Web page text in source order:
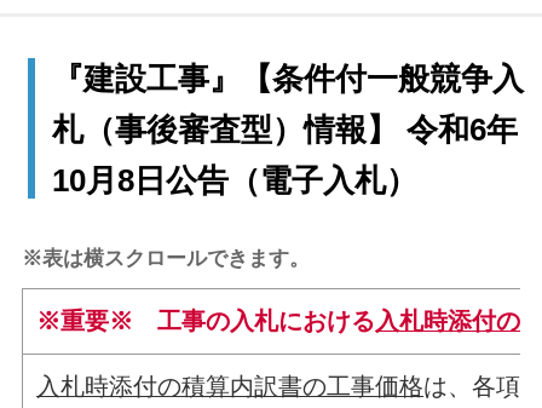
『建設工事』【条件付一般競争入
札（事後審査型）情報】 令和6年
10月8日公告（電子入札）
※表は横スクロールできます。
※重要※ 工事の入札における入札時添付の
入札時添付の積算内訳書の工事価格は、各項